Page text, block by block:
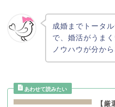
成婚までトータ
で、婚活がうま
ノウハウが分か
【